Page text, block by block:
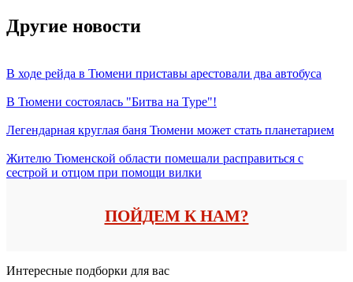
Другие новости
В ходе рейда в Тюмени приставы арестовали два автобуса
В Тюмени состоялась "Битва на Туре"!
Легендарная круглая баня Тюмени может стать планетарием
Жителю Тюменской области помешали расправиться с
сестрой и отцом при помощи вилки
ПОЙДЕМ К НАМ?
Интересные подборки для вас